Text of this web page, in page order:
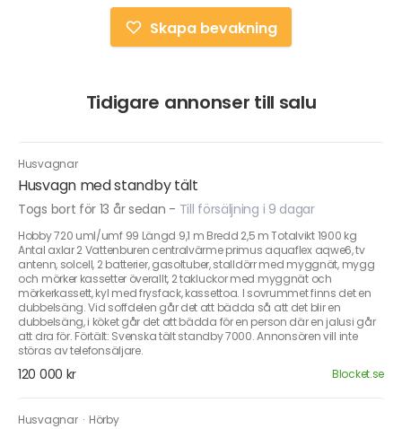
Skapa bevakning
Tidigare annonser till salu
Husvagnar
Husvagn med standby tält
Togs bort för 13 år sedan - Till försäljning i 9 dagar
Hobby 720 uml/umf 99 Längd 9,1 m Bredd 2,5 m Totalvikt 1900 kg
Antal axlar 2 Vattenburen centralvärme primus aquaflex aqwe6, tv
antenn, solcell, 2 batterier, gasoltuber, stalldörr med myggnät, mygg
och mörker kassetter överallt, 2 takluckor med myggnät och
mörkerkassett, kyl med frysfack, kassettoa. I sovrummet finns det en
dubbelsäng. Vid soffdelen går det att bädda så att det blir en
dubbelsäng, i köket går det att bädda för en person där en jalusi går
att dra för. Förtält: Svenska tält standby 7000. Annonsören vill inte
störas av telefonsäljare.
120 000 kr Blocket.se
Husvagnar · Hörby